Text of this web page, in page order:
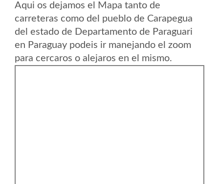
Aqui os dejamos el Mapa tanto de
carreteras como del pueblo de Carapegua
del estado de Departamento de Paraguari
en Paraguay podeis ir manejando el zoom
para cercaros o alejaros en el mismo.